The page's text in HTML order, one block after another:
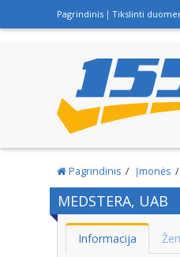
Pagrindinis Tikslinti
Pagrindinis Įmonės
MEDSTERA, UAB
Informacija